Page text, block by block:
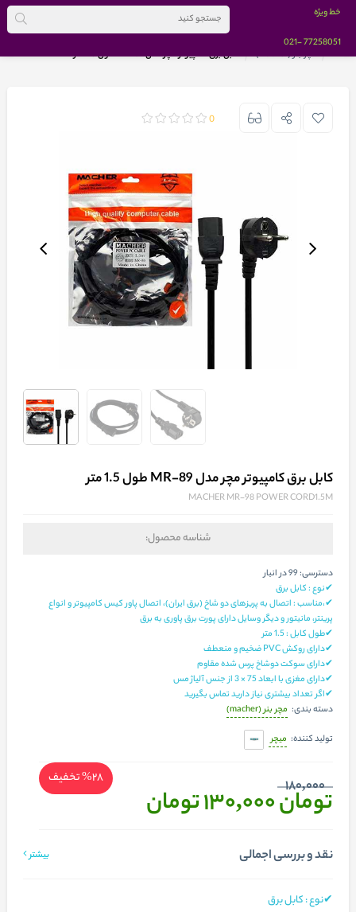
خط ویژه
77258051
-021
خانه
مچر بنر (macher) کابل برق کامپیوتر مچر مدل MR-89 طول 1.5 متر
کابل برق کامپیوتر مچر مدل MR-89 طول 1.5 متر
MACHER MR-98 POWER CORD1.5M
شناسه محصول:
دسترسی:99 در انبار
✔نوع : کابل برق
✔،مناسب : اتصال به پریزهای دو شاخ (برق ایران)، اتصال پاور کیس کامپیوتر و انواع
پرینتر، مانیتور و دیگر وسایل دارای پورت برق پاوری به برق
✔طول کابل : 1.5 متر
✔دارای روکش PVC ضخیم و منعطف
✔دارای سوکت دوشاخ پرس شده مقاوم
✔دارای مغزی با ابعاد 75 × 3 از جنس آلیاژ مس
✔اگر تعداد بیشتری نیاز دارید تماس بگیرید
دسته بندی: مچر بنر (macher)
تولید کننده: میچر
180,000
تومان 130,000 تومان
%28تخفیف
0
نقد و بررسی اجمالی بیشتر
✔نوع : کابل برق